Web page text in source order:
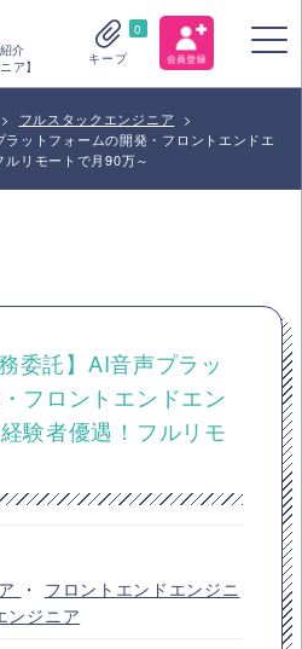
介
ア】
0
キープ
> フルスタックエンジニア
>
ットフォームの開発・フロントエンドエ
リモートで月90万～
委託】AI音声プラッ
フロントエンドエン
験者優遇！フルリモ
・ フロントエンドエンジニ
ンジニア